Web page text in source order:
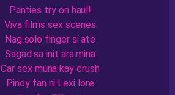
Panties try on haul!
Viva films sex scenes
Nag solo finger si ate
Sagad sa init ara mina
Car sex muna kay crush
Pinoy fan ni Lexi lore